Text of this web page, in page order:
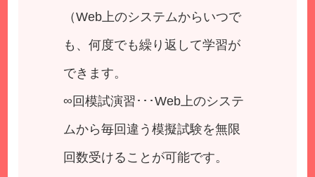
（Web上のシステムからいつで
も、何度でも繰り返して学習が
できます。
∞回模試演習･･･Web上のシステ
ムから毎回違う模擬試験を無限
回数受けることが可能です。